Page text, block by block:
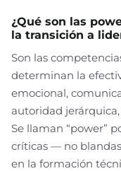
¿Qué son las
la transición a
Son las
determinan la
emocional,
autoridad
Se llaman “power”
críticas — no
en la formación